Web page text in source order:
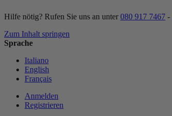
Hilfe nötig? Rufen Sie uns an unter 080 917 7467 -
Zum Inhalt springen
Sprache
Italiano
English
Français
Anmelden
Registrieren